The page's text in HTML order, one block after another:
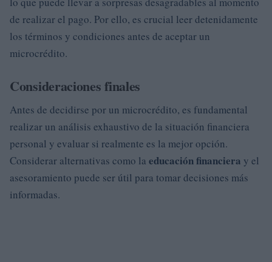
de realizar el pago. Por ello, es crucial leer detenidamente
los términos y condiciones antes de aceptar un
microcrédito.
Consideraciones finales
Antes de decidirse por un microcrédito, es fundamental
realizar un análisis exhaustivo de la situación financiera
personal y evaluar si realmente es la mejor opción.
Considerar alternativas como la educación financiera y el
asesoramiento puede ser útil para tomar decisiones más
informadas.